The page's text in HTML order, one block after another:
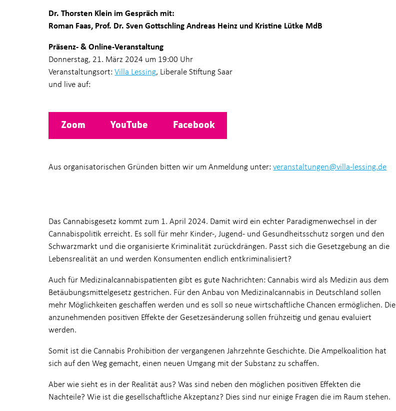
Dr. Thorsten Klein im Gespräch mit:
Roman Faas, Prof. Dr. Sven Gottschling Andreas Heinz und Kristine Lütke MdB
Präsenz- & Online-Veranstaltung
Donnerstag, 21. März 2024 um 19:00 Uhr
Veranstaltungsort:Villa Lessing, Liberale Stiftung Saar
und live auf:
Zoom YouTube Facebook
Aus organisatorischen Gründen bitten wir um Anmeldung unter:veranstaltungen@villa-lessing.de
Das Cannabisgesetz kommt zum 1. April 2024. Damit wird ein echter Paradigmenwechsel in der
Cannabispolitik erreicht. Es soll für mehr Kinder-, Jugend- und Gesundheitsschutz sorgen und den
Schwarzmarkt und die organisierte Kriminalität zurückdrängen. Passt sich die Gesetzgebung an die
Lebensrealität an und werden Konsumenten endlich entkriminalisiert?
Auch für Medizinalcannabispatienten gibt es gute Nachrichten: Cannabis wird als Medizin aus dem
Betäubungsmittelgesetz gestrichen. Für den Anbau von Medizinalcannabis in Deutschland sollen
mehr Möglichkeiten geschaffen werden und es soll so neue wirtschaftliche Chancen ermöglichen. Die
anzunehmenden positiven Effekte der Gesetzesänderung sollen frühzeitig und genau evaluiert
werden.
Somit ist die Cannabis Prohibition der vergangenen Jahrzehnte Geschichte. Die Ampelkoalition hat
sich auf den Weg gemacht, einen neuen Umgang mit der Substanz zu schaffen.
Aber wie sieht es in der Realität aus? Was sind neben den möglichen positiven Effekten die
Nachteile? Wie ist die gesellschaftliche Akzeptanz? Dies sind nur einige Fragen die im Raum stehen.